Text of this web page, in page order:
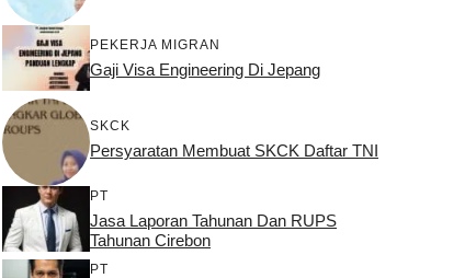
PEKERJA MIGRAN
Gaji Visa Engineering Di Jepang
SKCK
Persyaratan Membuat SKCK Daftar TNI
PT
Jasa Laporan Tahunan Dan RUPS
Tahunan Cirebon
PT